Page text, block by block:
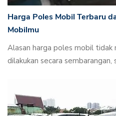
Harga Poles Mobil Terbaru
Mobilmu
Alasan harga poles mobil tidak
dilakukan secara sembarangan,